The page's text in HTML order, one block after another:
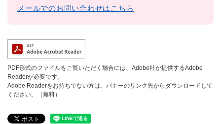
メールでのお問い合わせはこちら
PDF形式のファイルをご覧いただく場合には、Adobe社が提供するAdobe
Readerが必要です。
Adobe Readerをお持ちでない方は、バナーのリンク先からダウンロードして
ください。（無料）